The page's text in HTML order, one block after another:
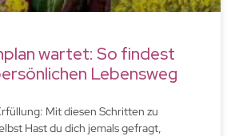
wartet: So findest
Lebensweg
Mit diesen Schritten zu
Hast du dich jemals gefragt,